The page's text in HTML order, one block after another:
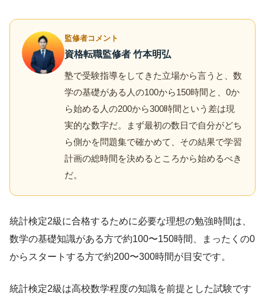
監修者コメント
資格転職監修者 竹本明弘
塾で受験指導をしてきた立場から言うと、数
学の基礎がある人の100から150時間と、0か
ら始める人の200から300時間という差は現
実的な数字だ。まず最初の数日で自分がどち
ら側かを問題集で確かめて、その結果で学習
計画の総時間を決めるところから始めるべき
だ。
統計検定2級に合格するために必要な理想の勉強時間は、
数学の基礎知識がある方で約100〜150時間、まったくの0
からスタートする方で約200〜300時間が目安です。
統計検定2級は高校数学程度の知識を前提とした試験です